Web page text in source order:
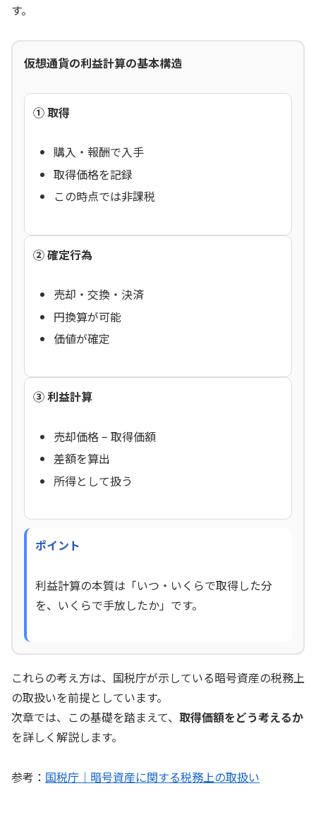
す。
仮想通貨の利益計算の基本構造
① 取得
購入・報酬で入手
取得価格を記録
この時点では非課税
② 確定行為
売却・交換・決済
円換算が可能
価値が確定
③ 利益計算
売却価格 − 取得価額
差額を算出
所得として扱う
ポイント
利益計算の本質は「いつ・いくらで取得した分
を、いくらで手放したか」です。
これらの考え方は、国税庁が示している暗号資産の税務上
の取扱いを前提としています。
次章では、この基礎を踏まえて、 取得価額をどう考えるか
を詳しく解説します。
参考： 国税庁｜暗号資産に関する税務上の取扱い